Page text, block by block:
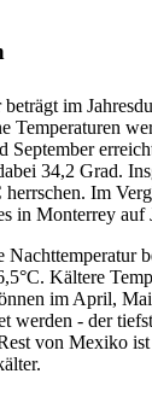
im
Temperaturen
September
34,2 Grad.
herrschen. Im
in Monterrey auf
Kältere
im April,
werden - der
von Mexiko